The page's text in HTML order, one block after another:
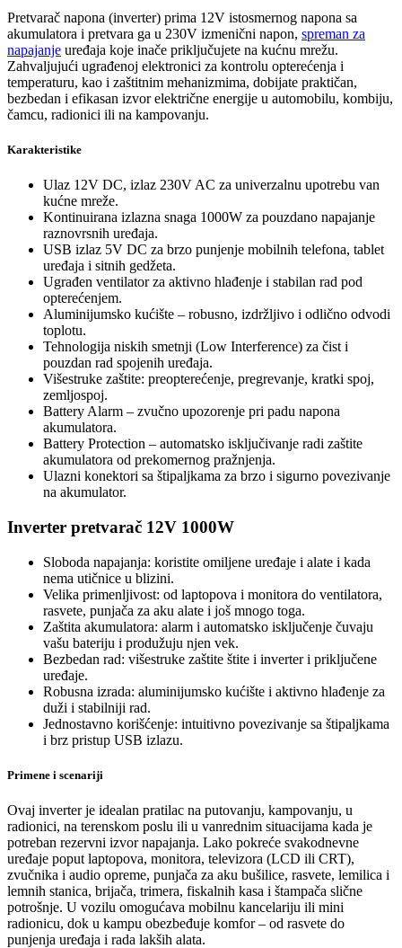
Pretvarač napona (inverter) prima 12V istosmernog napona sa
akumulatora i pretvara ga u 230V izmenični napon, spreman za
napajanje uređaja koje inače priključujete na kućnu mrežu.
Zahvaljujući ugrađenoj elektronici za kontrolu opterećenja i
temperaturu, kao i zaštitnim mehanizmima, dobijate praktičan,
bezbedan i efikasan izvor električne energije u automobilu, kombiju,
čamcu, radionici ili na kampovanju.
Karakteristike
Ulaz 12V DC, izlaz 230V AC za univerzalnu upotrebu van
kućne mreže.
Kontinuirana izlazna snaga 1000W za pouzdano napajanje
raznovrsnih uređaja.
USB izlaz 5V DC za brzo punjenje mobilnih telefona, tablet
uređaja i sitnih gedžeta.
Ugrađen ventilator za aktivno hlađenje i stabilan rad pod
opterećenjem.
Aluminijumsko kućište – robusno, izdržljivo i odlično odvodi
toplotu.
Tehnologija niskih smetnji (Low Interference) za čist i
pouzdan rad spojenih uređaja.
Višestruke zaštite: preopterećenje, pregrevanje, kratki spoj,
zemljospoj.
Battery Alarm – zvučno upozorenje pri padu napona
akumulatora.
Battery Protection – automatsko isključivanje radi zaštite
akumulatora od prekomernog pražnjenja.
Ulazni konektori sa štipaljkama za brzo i sigurno povezivanje
na akumulator.
Inverter pretvarač 12V 1000W
Sloboda napajanja: koristite omiljene uređaje i alate i kada
nema utičnice u blizini.
Velika primenljivost: od laptopova i monitora do ventilatora,
rasvete, punjača za aku alate i još mnogo toga.
Zaštita akumulatora: alarm i automatsko isključenje čuvaju
vašu bateriju i produžuju njen vek.
Bezbedan rad: višestruke zaštite štite i inverter i priključene
uređaje.
Robusna izrada: aluminijumsko kućište i aktivno hlađenje za
duži i stabilniji rad.
Jednostavno korišćenje: intuitivno povezivanje sa štipaljkama
i brz pristup USB izlazu.
Primene i scenariji
Ovaj inverter je idealan pratilac na putovanju, kampovanju, u
radionici, na terenskom poslu ili u vanrednim situacijama kada je
potreban rezervni izvor napajanja. Lako pokreće svakodnevne
uređaje poput laptopova, monitora, televizora (LCD ili CRT),
zvučnika i audio opreme, punjača za aku bušilice, rasvete, lemilica i
lemnih stanica, brijača, trimera, fiskalnih kasa i štampača slične
potrošnje. U vozilu omogućava mobilnu kancelariju ili mini
radionicu, dok u kampu obezbeđuje komfor – od rasvete do
punjenja uređaja i rada lakših alata.